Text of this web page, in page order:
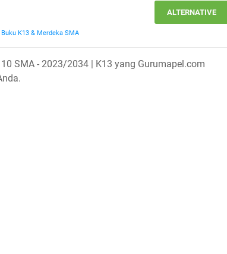
ALTERNATIVE
Buku K13 & Merdeka SMA
SMA - 2023/2034 | K13 yang Gurumapel.com